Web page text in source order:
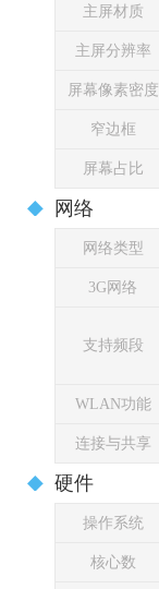
主屏材质
主屏分辨率
屏幕像素密度
窄边框
屏幕占比
网络
网络类型
3G网络
支持频段
WLAN功能
连接与共享
硬件
操作系统
核心数